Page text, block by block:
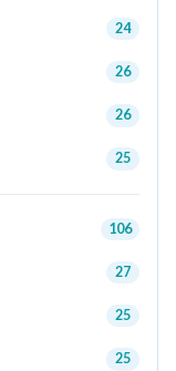
24
26
26
25
106
27
25
25